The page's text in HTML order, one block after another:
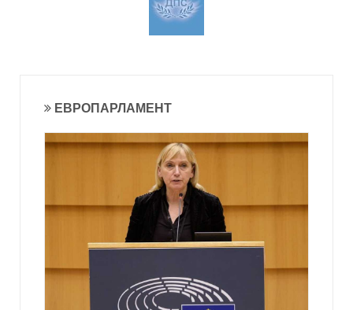
ЕВРОПАРЛАМЕНТ